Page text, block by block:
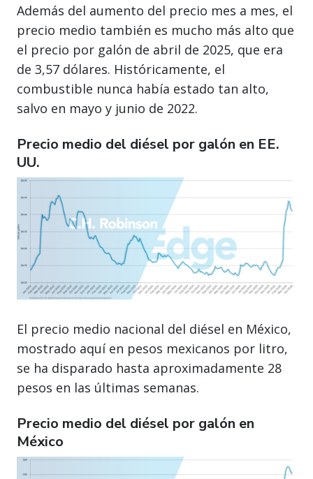
Además del aumento del precio mes a mes, el
precio medio también es mucho más alto que
el precio por galón de abril de 2025, que era
de 3,57 dólares. Históricamente, el
combustible nunca había estado tan alto,
salvo en mayo y junio de 2022.
Precio medio del diésel por galón en EE.
UU.
El precio medio nacional del diésel en México,
mostrado aquí en pesos mexicanos por litro,
se ha disparado hasta aproximadamente 28
pesos en las últimas semanas.
Precio medio del diésel por galón en
México